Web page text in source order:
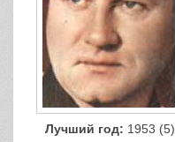
Лучший год: 1953 (5)